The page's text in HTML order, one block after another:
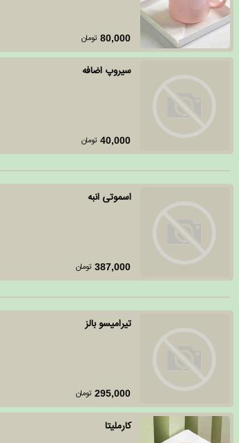
80,000 تومان
سیروپ اضافه
40,000 تومان
اسموتی انبه
387,000 تومان
تیرامیسو بالز
295,000 تومان
کارملیتا